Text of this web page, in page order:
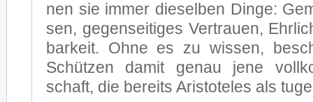
nen sie im­mer die­sel­ben Din­ge:
sen, ge­gen­sei­ti­ges Ver­trau­en,
bar­keit. Ohne es zu wis­sen,
Schützen da­mit ge­nau jene
schaft, die be­reits Aris­to­te­les als